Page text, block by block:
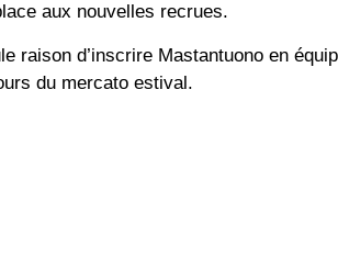
aux nouvelles recrues.
raison d’inscrire Mastantuono en
du mercato estival.